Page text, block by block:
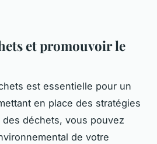
et promouvoir le
est essentielle pour un
en place des stratégies
déchets, vous pouvez
de votre